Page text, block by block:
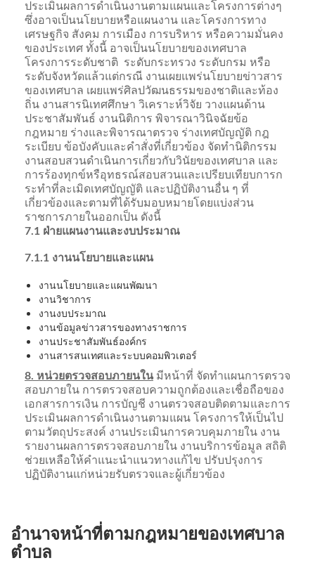
ประเมินผลการดำเนินงานตามแผนและโครงการต่างๆ
ซึ่งอาจเป็นนโยบายหรือแผนงาน และโครงการทาง
เศรษฐกิจ สังคม การเมือง การบริหาร หรือความมั่นคง
ของประเทศ ทั้งนี้ อาจเป็นนโยบายของเทศบาล
โครงการระดับชาติ ระดับกระทรวง ระดับกรม หรือ
ระดับจังหวัดแล้วแต่กรณี งานเผยแพร่นโยบายข่าวสาร
ของเทศบาล เผยแพร่ศิลปวัฒนธรรมของชาติและท้อง
ถิ่น งานสารนิเทศศึกษา วิเคราะห์วิจัย วางแผนด้าน
ประชาสัมพันธ์ งานนิติการ พิจารณาวินิจฉัยข้อ
กฎหมาย ร่างและพิจารณาตรวจ ร่างเทศบัญญัติ กฎ
ระเบียบ ข้อบังคับและคำสั่งที่เกี่ยวข้อง จัดทำนิติกรรม
งานสอบสวนดำเนินการเกี่ยวกับวินัยของเทศบาล และ
การร้องทุกข์หรือุทธรณ์สอบสวนและเปรียบเทียบการก
ระทำที่ละเมิดเทศบัญญัติ และปฏิบัติงานอื่น ๆ ที่
เกี่ยวข้องและตามที่ได้รับมอบหมายโดยแบ่งส่วน
ราชการภายในออกเป็น ดังนี้
7.1 ฝ่ายแผนงานและงบประมาณ
7.1.1 งานนโยบายและแผน
งานนโยบายและแผนพัฒนา
งานวิชาการ
งานงบประมาณ
งานข้อมูลข่าวสารของทางราชการ
งานประชาสัมพันธ์องค์กร
งานสารสนเทศและระบบคอมพิวเตอร์
8. หน่วยตรวจสอบภายนในมีหน้าที่ จัดทำแผนการตรวจ
สอบภายใน การตรวจสอบความถูกต้องและเชื่อถือของ
เอกสารการเงิน การบัญชี งานตรวจสอบติดตามและการ
ประเมินผลการดำเนินงานตามแผน โครงการให้เป็นไป
ตามวัตถุประสงค์ งานประเมินการควบคุมภายใน งาน
รายงานผลการตรวจสอบภายใน งานบริการข้อมูล สถิติ
ช่วยเหลือให้คำแนะนำแนวทางแก้ไข ปรับปรุงการ
ปฏิบัติงานแก่หน่วยรับตรวจและผู้เกี่ยวข้อง
อำนาจหน้าที่ตามกฎหมายของเทศบาล
ตำบล